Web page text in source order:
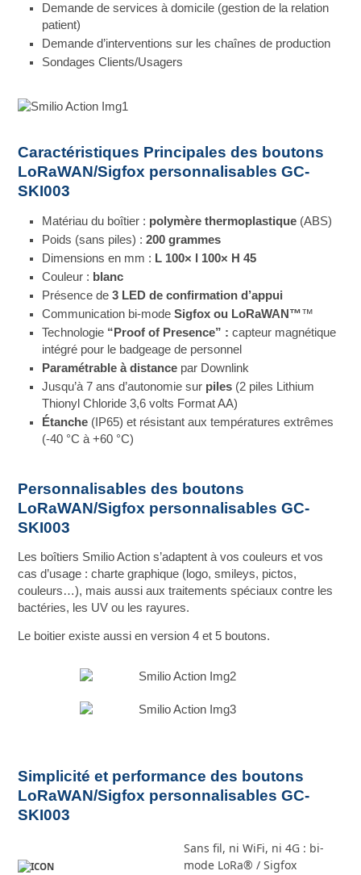
Demande de services à domicile (gestion de la relation
patient)
Demande d’interventions sur les chaînes de production
Sondages Clients/Usagers
Caractéristiques Principales des boutons
LoRaWAN/Sigfox personnalisables GC-
SKI003
Matériau du boîtier : polymère thermoplastique (ABS)
Poids (sans piles) :200grammes
Dimensions en mm : L 100× l 100× H 45
Couleur : blanc
Présence de3 LED de confirmation d’appui
Communication bi-mode Sigfox ou LoRaWAN™™
Technologie “Proof of Presence” :capteur magnétique
intégré pour le badgeage de personnel
Paramétrable à distance par Downlink
Jusqu’à 7 ans d’autonomie sur piles (2 piles Lithium
Thionyl Chloride 3,6 volts Format AA)
Étanche (IP65) et résistant aux températures extrêmes
(-40 °C à +60 °C)
Personnalisables des boutons
LoRaWAN/Sigfox personnalisables GC-
SKI003
Les boîtiers Smilio Action s’adaptent à vos couleurs et vos
cas d’usage : charte graphique (logo, smileys, pictos,
couleurs…), mais aussi aux traitements spéciaux contre les
bactéries, les UV ou les rayures.
Le boitier existe aussi en version 4 et 5 boutons.
Simplicité et performance des boutons
LoRaWAN/Sigfox personnalisables GC-
SKI003
Sans fil, ni WiFi, ni 4G : bi-
mode LoRa® / Sigfox